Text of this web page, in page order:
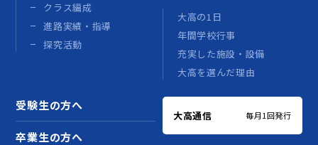
クラス編成
進路実績・指導
探究活動
大高の1日
年間学校行事
充実した施設・設備
大高を選んだ理由
受験生の方へ
卒業生の方へ
大高通信 毎月1回発行